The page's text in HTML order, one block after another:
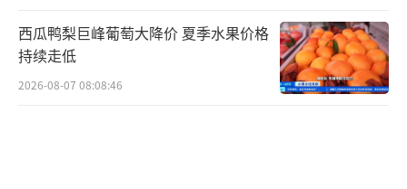
西瓜鸭梨巨峰葡萄大降价 夏季水果价格
持续走低
2026-08-07 08:08:46